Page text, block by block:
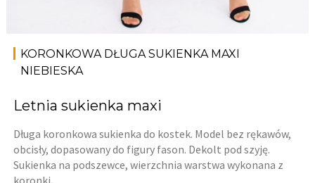
KORONKOWA DŁUGA SUKIENKA MAXI
NIEBIESKA
Letnia sukienka maxi
Długa koronkowa sukienka do kostek. Model bez rękawów,
obcisły, dopasowany do figury fason. Dekolt pod szyję.
Sukienka na podszewce, wierzchnia warstwa wykonana z
koronki.